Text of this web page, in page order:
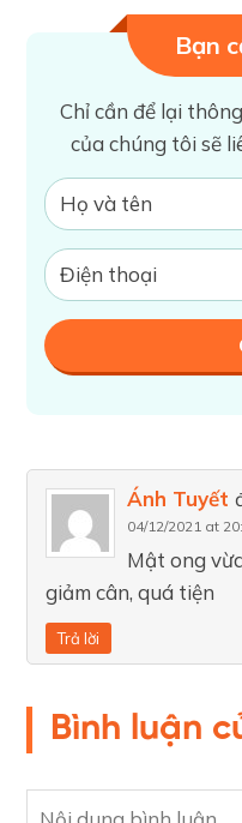
Bạn
Chỉ cần để lại
của chúng tôi sẽ
Ánh Tuyết
04/12/2021 at
Mật ong
giảm cân, quá tiện
Trả lời
Bình luận